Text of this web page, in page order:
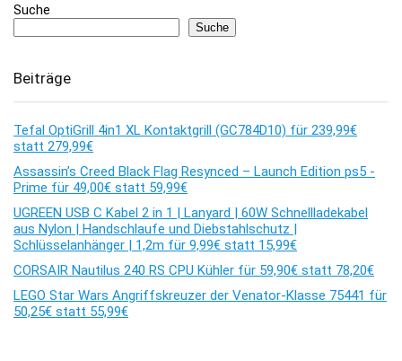
Suche
Suche
Beiträge
Tefal OptiGrill 4in1 XL Kontaktgrill (GC784D10) für 239,99€
statt 279,99€
Assassin’s Creed Black Flag Resynced – Launch Edition ps5 -
Prime für 49,00€ statt 59,99€
UGREEN USB C Kabel 2 in 1 | Lanyard | 60W Schnellladekabel
aus Nylon | Handschlaufe und Diebstahlschutz |
Schlüsselanhänger | 1,2m für 9,99€ statt 15,99€
CORSAIR Nautilus 240 RS CPU Kühler für 59,90€ statt 78,20€
LEGO Star Wars Angriffskreuzer der Venator-Klasse 75441 für
50,25€ statt 55,99€